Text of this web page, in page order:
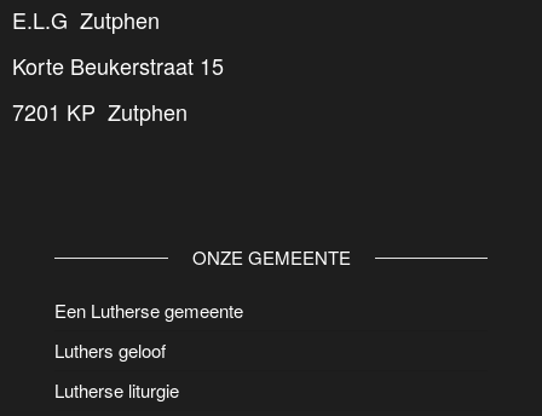
E.L.G Zutphen
Korte Beukerstraat 15
7201 KP Zutphen
ONZE GEMEENTE
Een Lutherse gemeente
Luthers geloof
Lutherse liturgie